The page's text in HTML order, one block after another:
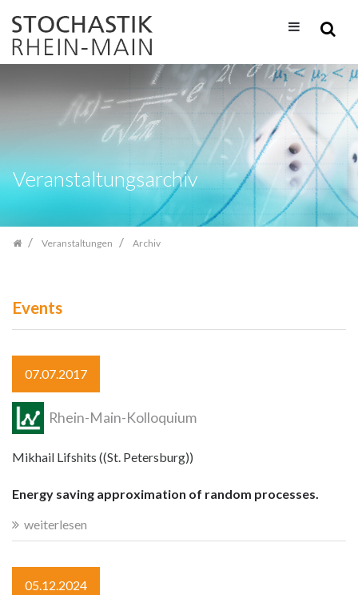
Inhalt
springen
Veranstaltungsarchiv
Veranstaltungen Archiv
Events
07.07.2017
Rhein-Main-Kolloquium
Mikhail Lifshits ((St. Petersburg))
Energy saving approximation of random processes.
weiterlesen
05.12.2024